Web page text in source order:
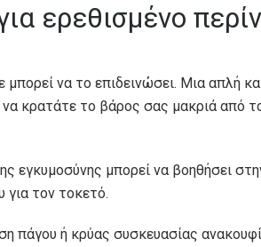
ερεθισμένο
να το επιδεινώσει. Μια απλή
να κρατάτε το βάρος σας μακριά από
εγκυμοσύνης μπορεί να βοηθήσει
για τον τοκετό.
πάγου ή κρύας συσκευασίας